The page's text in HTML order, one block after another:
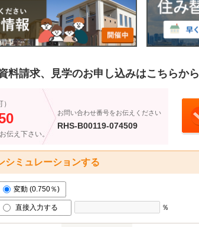
料請求、見学のお申し込みはこちらから
伝え下さい。
お問い合わせ番号をお伝えください
RHS-B00119-074509
シミュレーションする
変動 (0.750％)
直接入力する ％